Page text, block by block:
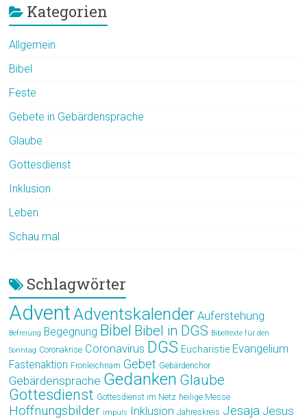
Kategorien
Allgemein
Bibel
Feste
Gebete in Gebärdensprache
Glaube
Gottesdienst
Inklusion
Leben
Schau mal
Schlagwörter
AdventAdventskalender Auferstehung
Befreiung Begegnung Bibel Bibel in DGS Bibeltexte für den
Sonntag Coronakrise Coronavirus DGS Eucharistie Evangelium
Fastenaktion Fronleichnam Gebet Gebärdenchor
Gebärdensprache Gedanken Glaube
Gottesdienst Gottesdienst im Netz heilige Messe
Hoffnungsbilder impuls Inklusion Jahreskreis Jesaja Jesus